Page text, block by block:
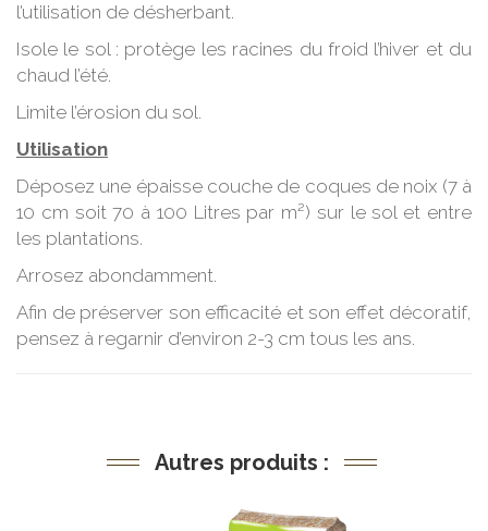
l’utilisation de désherbant.
Isole le sol : protège les racines du froid l’hiver et du
chaud l’été.
Limite l’érosion du sol.
Utilisation
Déposez une épaisse couche de coques de noix (7 à
10 cm soit 70 à 100 Litres par m²) sur le sol et entre
les plantations.
Arrosez abondamment.
Afin de préserver son efficacité et son effet décoratif,
pensez à regarnir d’environ 2-3 cm tous les ans.
Autres produits :